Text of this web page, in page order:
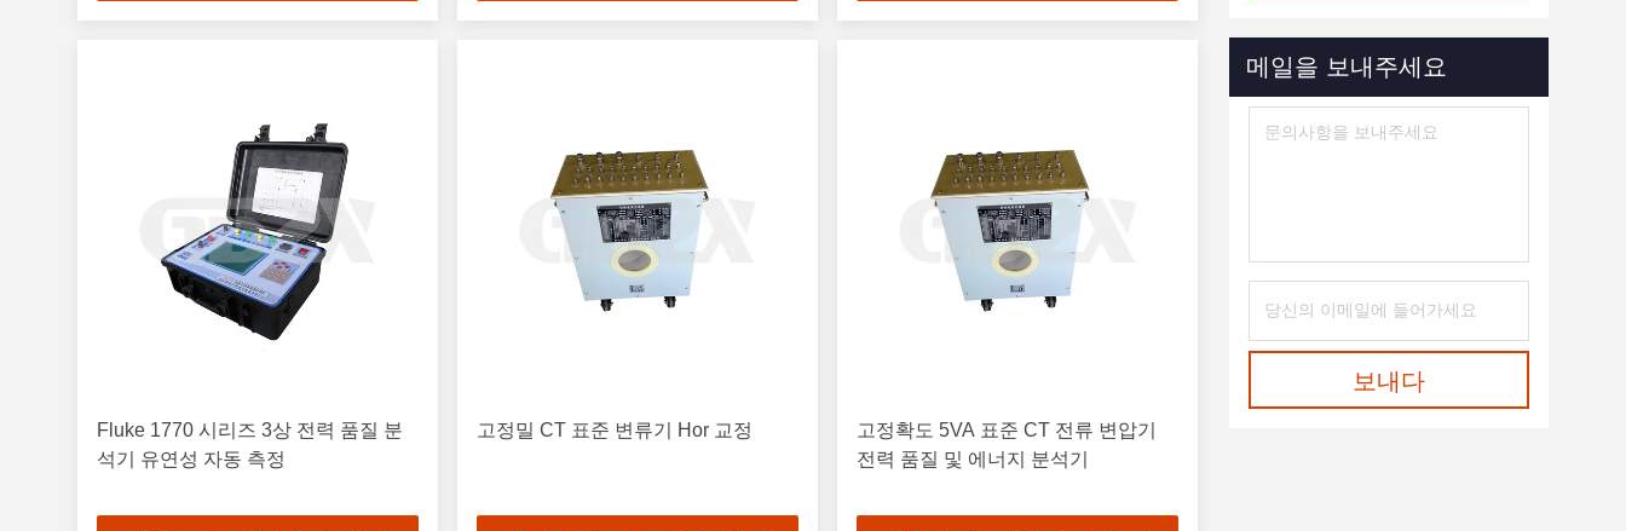
Fluke 1770 시리즈 3상 전력 품질 분
석기 유연성 자동 측정
고정밀 CT 표준 변류기 Hor 교정
고정확도 5VA 표준 CT 전류 변압기
전력 품질 및 에너지 분석기
메일을 보내주세요
보내다